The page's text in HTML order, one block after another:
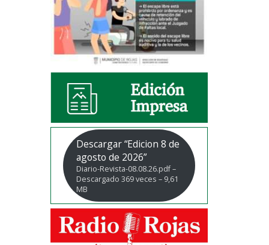
Descargar “Edicion 8 de
agosto de 2026”
Diario-Revista-08.08.26.pdf –
Descargado 369 veces – 9,61
MB